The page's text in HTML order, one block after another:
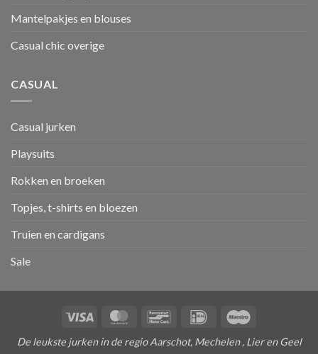
Mantelpakjes en blouses
Casual chic overige
CASUAL
Casual jurken
Playsuits
Rokken en broeken
Topjes, t-shirts en bloezen
Truien en cardigans
Sale
Visa MasterCardBancontactIDeal
De leukste jurken in de regio Aarschot, Mechelen , Lier en Geel